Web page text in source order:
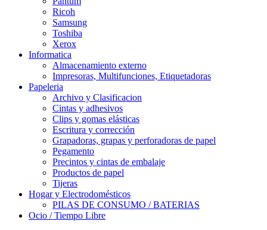
Ricoh
Samsung
Toshiba
Xerox
Informatica
Almacenamiento externo
Impresoras, Multifunciones, Etiquetadoras
Papeleria
Archivo y Clasificacion
Cintas y adhesivos
Clips y gomas elásticas
Escritura y corrección
Grapadoras, grapas y perforadoras de papel
Pegamento
Precintos y cintas de embalaje
Productos de papel
Tijeras
Hogar y Electrodomésticos
PILAS DE CONSUMO / BATERIAS
Ocio / Tiempo Libre